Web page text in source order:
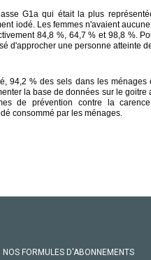
G1a qui était la plus
iodé. Les femmes n'avaient
84,8 %, 64,7 % et 98,8 %.
d'approcher une personne atteinte
94,2 % des sels dans les ménages
la base de données sur le goitre
de prévention contre la
consommé par les ménages.
NOS FORMULES D'ABONNEMENTS